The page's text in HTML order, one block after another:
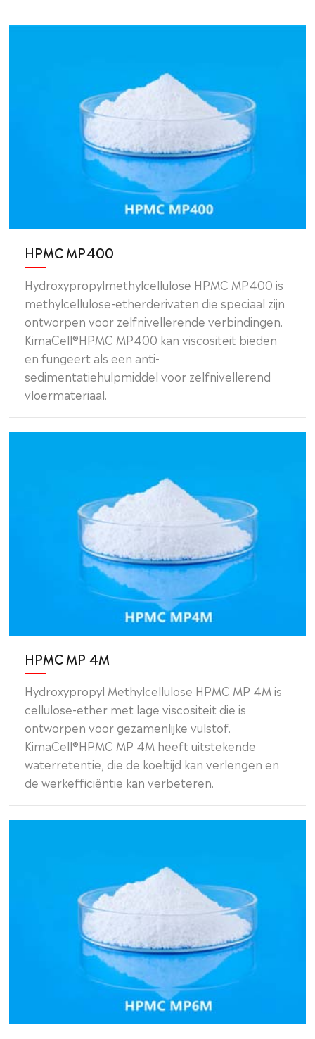
HPMC MP400
Hydroxypropylmethylcellulose HPMC MP400 is
methylcellulose-etherderivaten die speciaal zijn
ontworpen voor zelfnivellerende verbindingen.
KimaCell®HPMC MP400 kan viscositeit bieden
en fungeert als een anti-
sedimentatiehulpmiddel voor zelfnivellerend
vloermateriaal.
HPMC MP 4M
Hydroxypropyl Methylcellulose HPMC MP 4M is
cellulose-ether met lage viscositeit die is
ontworpen voor gezamenlijke vulstof.
KimaCell®HPMC MP 4M heeft uitstekende
waterretentie, die de koeltijd kan verlengen en
de werkefficiëntie kan verbeteren.